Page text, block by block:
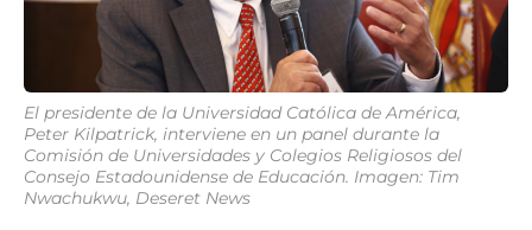
El presidente de la Universidad Católica de América,
Peter Kilpatrick, interviene en un panel durante la
Comisión de Universidades y Colegios Religiosos del
Consejo Estadounidense de Educación. Imagen: Tim
Nwachukwu, Deseret News